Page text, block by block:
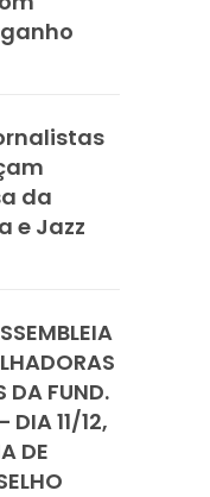
da
e Jazz
DA FUND.
DIA 11/12,
DE